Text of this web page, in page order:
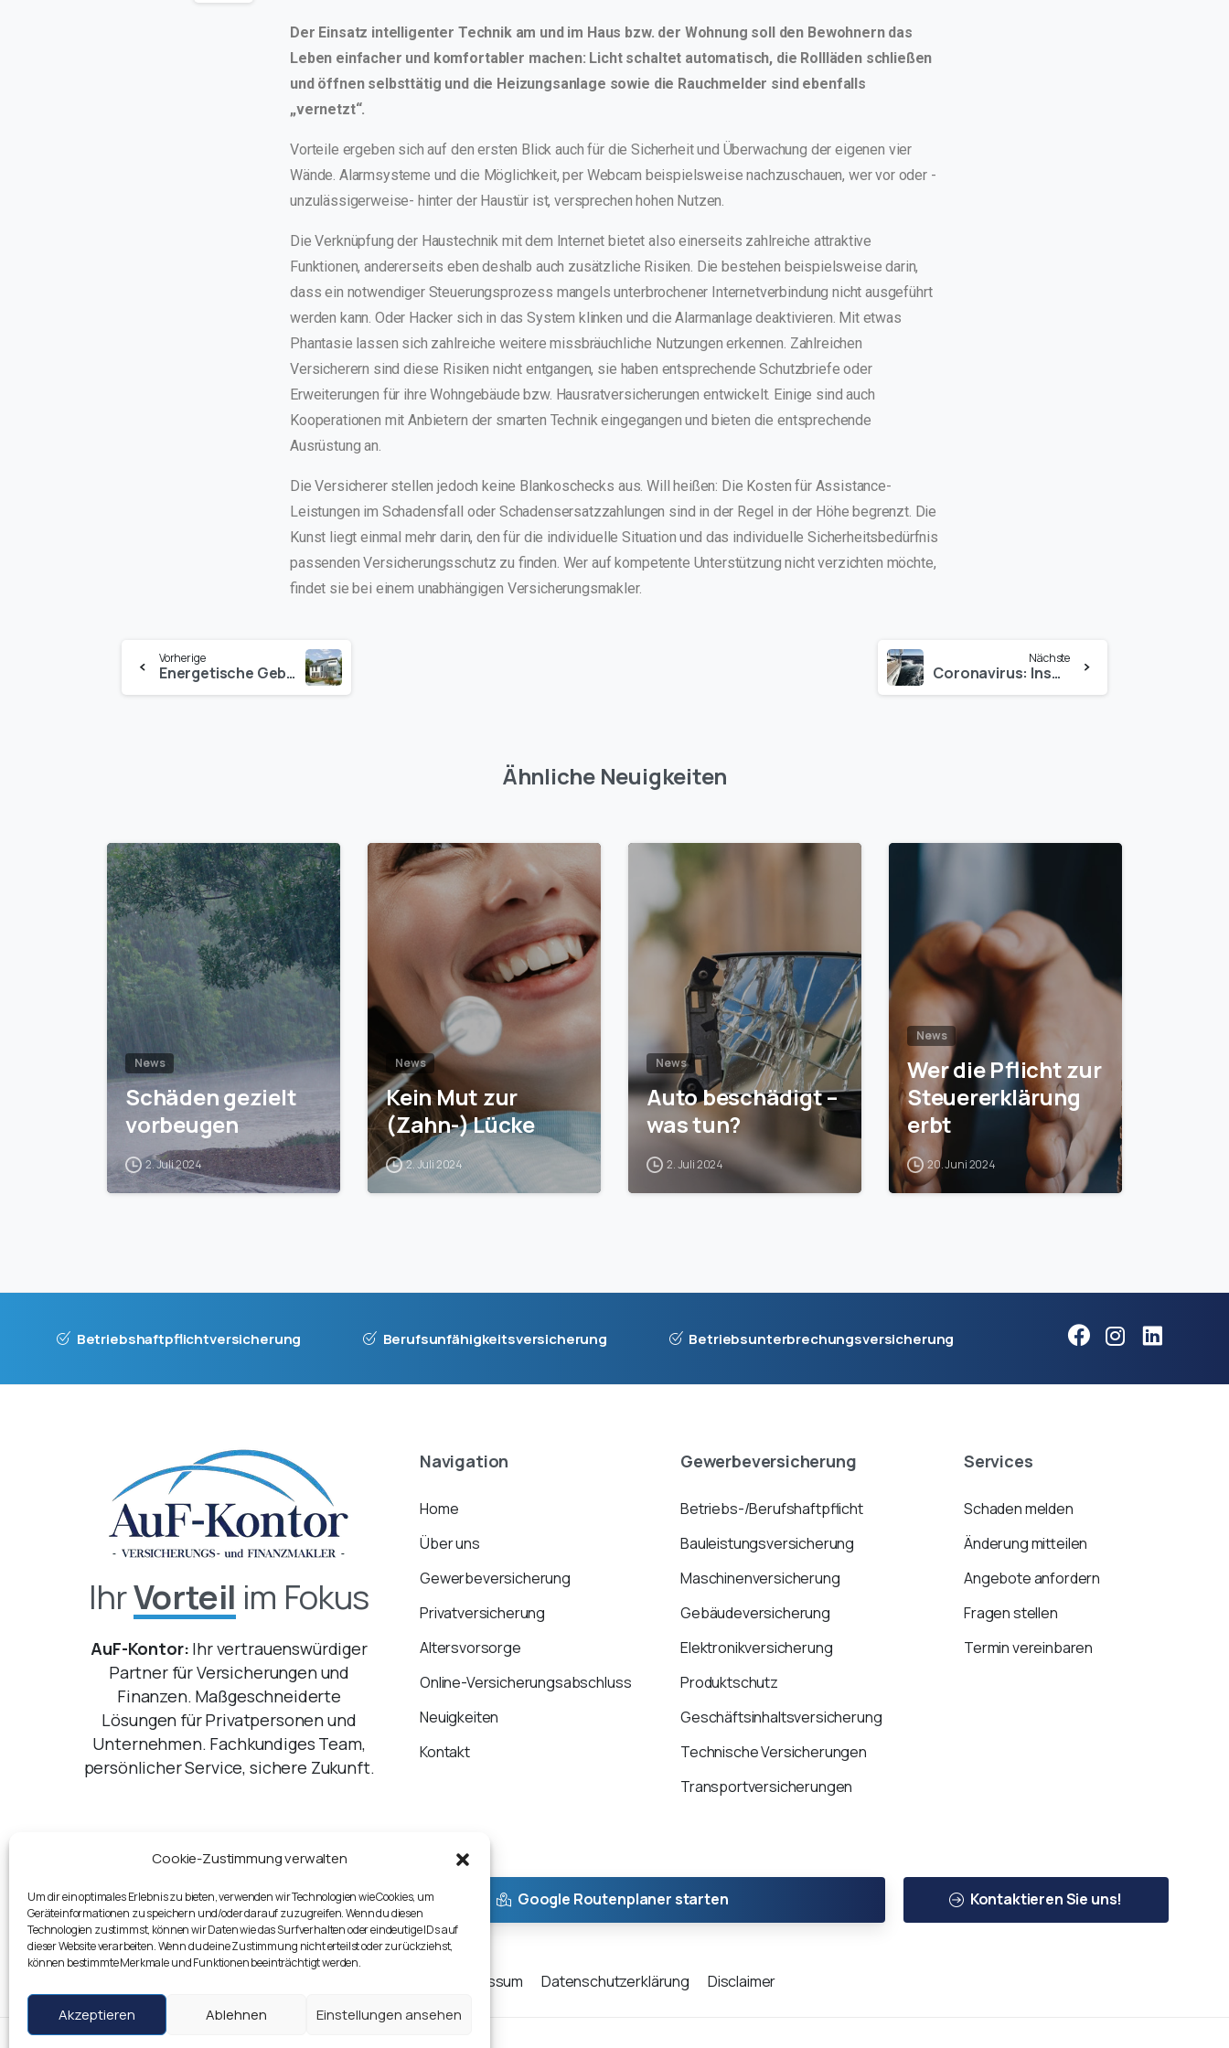
Cookie-Zustimmung verwalten
Um dir ein optimales Erlebnis zu bieten, verwenden wir Technologien wie Cookies, um
Geräteinformationen zu speichern und/oder darauf zuzugreifen. Wenn du diesen
Technologien zustimmst, können wir Daten wie das Surfverhalten oder eindeutige IDs auf
dieser Website verarbeiten. Wenn du deine Zustimmung nicht erteilst oder zurückziehst,
können bestimmte Merkmale und Funktionen beeinträchtigt werden.
Akzeptieren Ablehnen Einstellungen ansehen
Der Einsatz intelligenter Technik am und im Haus bzw. der Wohnung soll den Bewohnern das
Leben einfacher und komfortabler machen: Licht schaltet automatisch, die Rollläden schließen
und öffnen selbsttätig und die Heizungsanlage sowie die Rauchmelder sind ebenfalls
„vernetzt“.
Vorteile ergeben sich auf den ersten Blick auch für die Sicherheit und Überwachung der eigenen vier
Wände. Alarmsysteme und die Möglichkeit, per Webcam beispielsweise nachzuschauen, wer vor oder -
unzulässigerweise- hinter der Haustür ist, versprechen hohen Nutzen.
Die Verknüpfung der Haustechnik mit dem Internet bietet also einerseits zahlreiche attraktive
Funktionen, andererseits eben deshalb auch zusätzliche Risiken. Die bestehen beispielsweise darin,
dass ein notwendiger Steuerungsprozess mangels unterbrochener Internetverbindung nicht ausgeführt
werden kann. Oder Hacker sich in das System klinken und die Alarmanlage deaktivieren. Mit etwas
Phantasie lassen sich zahlreiche weitere missbräuchliche Nutzungen erkennen. Zahlreichen
Versicherern sind diese Risiken nicht entgangen, sie haben entsprechende Schutzbriefe oder
Erweiterungen für ihre Wohngebäude bzw. Hausratversicherungen entwickelt. Einige sind auch
Kooperationen mit Anbietern der smarten Technik eingegangen und bieten die entsprechende
Ausrüstung an.
Die Versicherer stellen jedoch keine Blankoschecks aus. Will heißen: Die Kosten für Assistance-
Leistungen im Schadensfall oder Schadensersatzzahlungen sind in der Regel in der Höhe begrenzt. Die
Kunst liegt einmal mehr darin, den für die individuelle Situation und das individuelle Sicherheitsbedürfnis
passenden Versicherungsschutz zu finden. Wer auf kompetente Unterstützung nicht verzichten möchte,
findet sie bei einem unabhängigen Versicherungsmakler.
Vorherige
Energetische Gebäudesanierung: Fördern – und schützen
Nächste
Coronavirus: Insolvenzgefahr von Reiseveranstaltern steigt
Ähnliche Neuigkeiten
1
News
Schäden gezielt
vorbeugen
2. Juli 2024
1
News
Kein Mut zur
(Zahn-) Lücke
2. Juli 2024
News
Auto beschädigt –
was tun?
2. Juli 2024
News
Wer die Pflicht zur
Steuererklärung
erbt
20. Juni 2024
Betriebshaftpflichtversicherung Berufsunfähigkeitsversicherung Betriebsunterbrechungsversicherung
IhrVorteil im Fokus
AuF-Kontor: Ihr vertrauenswürdiger
Partner für Versicherungen und
Finanzen. Maßgeschneiderte
Lösungen für Privatpersonen und
Unternehmen. Fachkundiges Team,
persönlicher Service, sichere Zukunft.
Navigation
Home
Über uns
Gewerbeversicherung
Privatversicherung
Altersvorsorge
Online-Versicherungsabschluss
Neuigkeiten
Kontakt
Gewerbeversicherung
Betriebs-/Berufshaftpflicht
Bauleistungsversicherung
Maschinenversicherung
Gebäudeversicherung
Elektronikversicherung
Produktschutz
Geschäftsinhaltsversicherung
Technische Versicherungen
Transportversicherungen
Services
Schaden melden
Änderung mitteilen
Angebote anfordern
Fragen stellen
Termin vereinbaren
JETZT ANRUFEN Google Routenplaner starten Kontaktieren Sie uns!
Impressum Datenschutzerklärung Disclaimer